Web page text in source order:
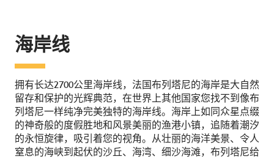
海岸线
拥有长达2700公里海岸线，法国布列塔尼的海岸是大自然
留存和保护的光辉典范，在世界上其他国家您找不到像布
列塔尼一样纯净完美独特的海岸线。海岸上如同众星点缀
的神奇般的度假胜地和风景美丽的渔港小镇，追随着潮汐
的永恒旋律，吸引着您的视角。从壮丽的海洋美景、令人
窒息的海峡到起伏的沙丘、海湾、细沙海滩，布列塔尼给